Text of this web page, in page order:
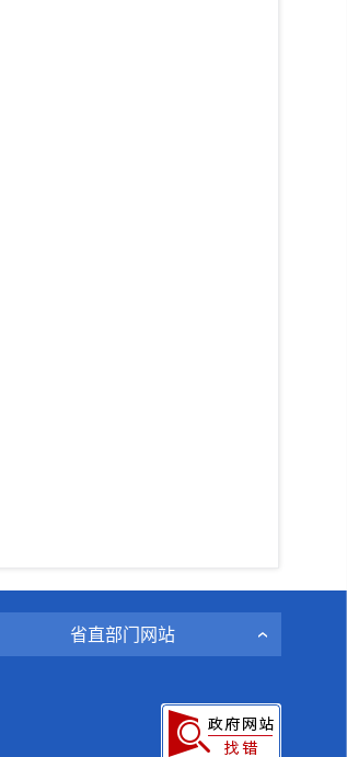
省直部门网站